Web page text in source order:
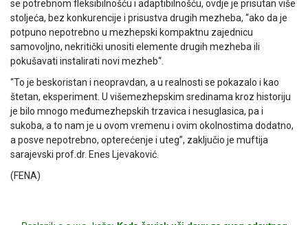
se potrebnom fleksibilnošću i adaptibilnošću, ovdje je prisutan više
stoljeća, bez konkurencije i prisustva drugih mezheba, “ako da je
potpuno nepotrebno u mezhepski kompaktnu zajednicu
samovoljno, nekritički unositi elemente drugih mezheba ili
pokušavati instalirati novi mezheb“.
“To je beskoristan i neopravdan, a u realnosti se pokazalo i kao
štetan, eksperiment. U višemezhepskim sredinama kroz historiju
je bilo mnogo međumezhepskih trzavica i nesuglasica, pa i
sukoba, a to nam je u ovom vremenu i ovim okolnostima dodatno,
a posve nepotrebno, opterećenje i uteg”, zaključio je muftija
sarajevski prof.dr. Enes Ljevaković.
(FENA)